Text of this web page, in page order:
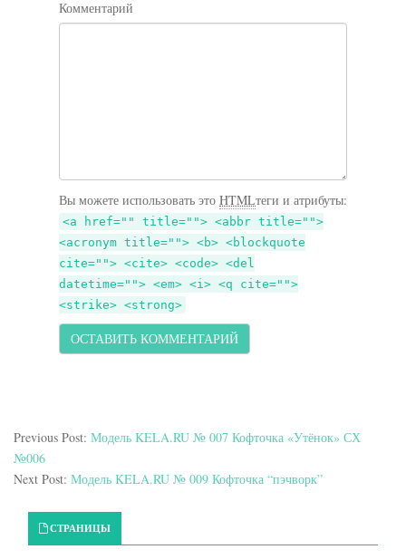
Комментарий
Вы можете использовать это HTMLтеги и атрибуты:
<a href="" title=""> <abbr title="">
<acronym title=""> <b> <blockquote
cite=""> <cite> <code> <del
datetime=""> <em> <i> <q cite="">
<strike> <strong>
Previous Post: Модель KELA.RU № 007 Кофточка «Утёнок» СХ
№006
Next Post: Модель KELA.RU № 009 Кофточка “пэчворк”
Primary Sidebar
СТРАНИЦЫ